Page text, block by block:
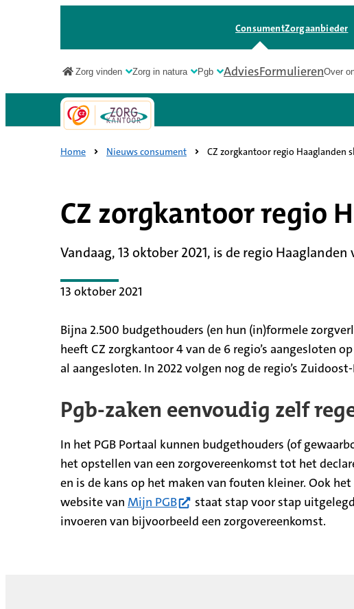
ConsumentZorgaanbieder
Consument
Zorg vinden Zorg in natura Pgb AdviesFormulierenOver
Home Nieuws consument CZ zorgkantoor regio Haaglanden
CZ zorgkantoor regio
Vandaag, 13 oktober 2021, is de regio
13 oktober 2021
Bijna 2.500 budgethouders (en hun (in)formele
heeft CZ zorgkantoor 4 van de 6 regio’s aangesloten
al aangesloten. In 2022 volgen nog de regio’s
Pgb-zaken eenvoudig zelf
In het PGB Portaal kunnen budgethouders (of
het opstellen van een zorgovereenkomst tot het
en is de kans op het maken van fouten kleiner. Ook
website van Mijn PGB(opent in nieuw tabblad)
staat stap voor stap
invoeren van bijvoorbeeld een zorgovereenkomst.